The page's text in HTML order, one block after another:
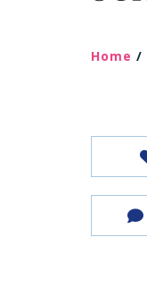
Home /